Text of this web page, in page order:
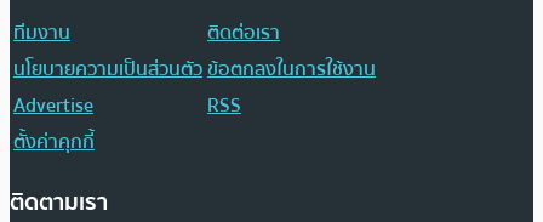
ทีมงาน
ติดต่อเรา
นโยบายความเป็นส่วนตัวข้อตกลงในการใช้งาน
Advertise
RSS
ตั้งค่าคุกกี้
ติดตามเรา